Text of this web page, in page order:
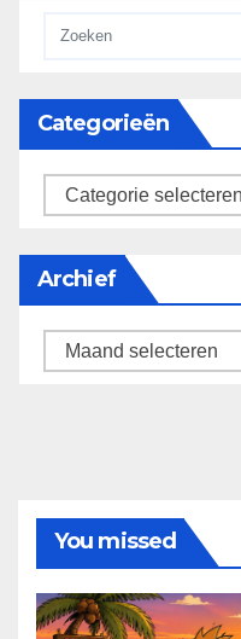
Categorieën
categorieën
Archief
Archief
You missed